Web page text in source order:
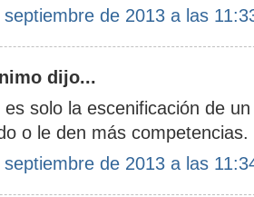
septiembre de 2013 a las
dijo...
es solo la escenificación de
o le den más
septiembre de 2013 a las